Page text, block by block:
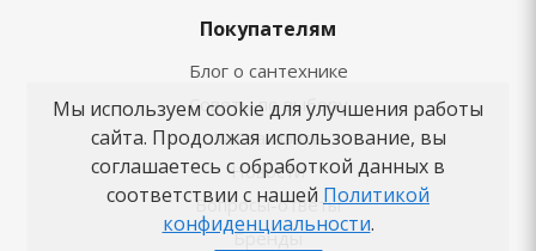
Покупателям
Блог о сантехнике
Советы по выбору
Как заказать
Новости
Вопросы-ответы
Бренды
Мы используем cookie для улучшения работы
сайта. Продолжая использование, вы
соглашаетесь с обработкой данных в
соответствии с нашей Политикой
конфиденциальности.